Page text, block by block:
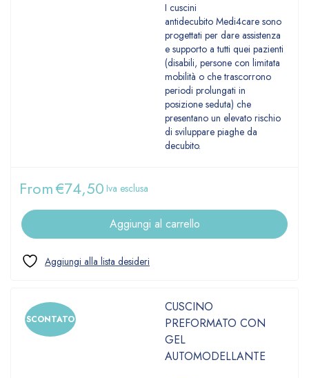
I cuscini
antidecubito Medi4care sono
progettati per dare assistenza
e supporto a tutti quei pazienti
(disabili, persone con limitata
mobilità o che trascorrono
periodi prolungati in
posizione seduta) che
presentano un elevato rischio
di sviluppare piaghe da
decubito.
From€74,50 Iva esclusa
Aggiungi al carrello
SCONTATO
CUSCINO
PREFORMATO CON
GEL
AUTOMODELLANTE